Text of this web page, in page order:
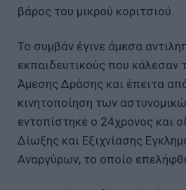
βάρος του μικρού κοριτσιού.
Το συμβάν έγινε άμεσα
εκπαιδευτικούς που κάλεσαν
Άμεσης Δράσης και έπειτα
κινητοποίηση των
εντοπίστηκε ο 24χρονος και
Δίωξης και Εξιχνίασης
Αναργύρων, το οποίο